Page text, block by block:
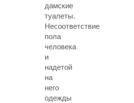
дамские
туалеты.
Несоответствие
пола
человека
и
надетой
на
него
одежды